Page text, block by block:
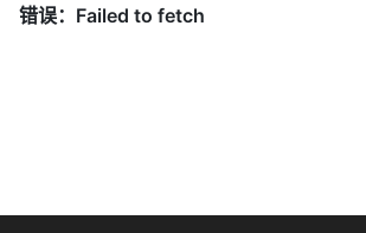
4.9. 二叉搜索树序列